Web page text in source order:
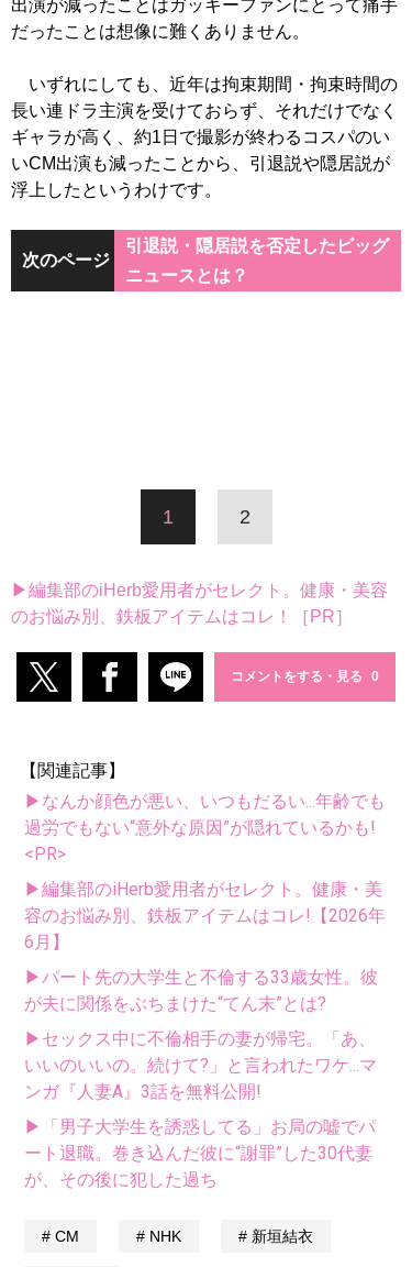
出演が減ったことはガッキーファンにとって痛手
だったことは想像に難くありません。
いずれにしても、近年は拘束期間・拘束時間の
長い連ドラ主演を受けておらず、それだけでなく
ギャラが高く、約1日で撮影が終わるコスパのい
いCM出演も減ったことから、引退説や隠居説が
浮上したというわけです。
次のページ
引退説・隠居説を否定したビッグ
ニュースとは？
1 2
▶編集部のiHerb愛用者がセレクト。健康・美容
のお悩み別、鉄板アイテムはコレ！［PR］
コメントをする・見る
【関連記事】
▶なんか顔色が悪い、いつもだるい...年齢でも
過労でもない“意外な原因”が隠れているかも!
<PR>
▶編集部のiHerb愛用者がセレクト。健康・美
容のお悩み別、鉄板アイテムはコレ!【2026年
6月】
▶パート先の大学生と不倫する33歳女性。彼
が夫に関係をぶちまけた“てん末”とは?
▶セックス中に不倫相手の妻が帰宅。「あ、
いいのいいの。続けて?」と言われたワケ...マ
ンガ『人妻A』3話を無料公開!
▶「男子大学生を誘惑してる」お局の嘘でパ
ート退職。巻き込んだ彼に“謝罪”した30代妻
が、その後に犯した過ち
CM NHK 新垣結衣